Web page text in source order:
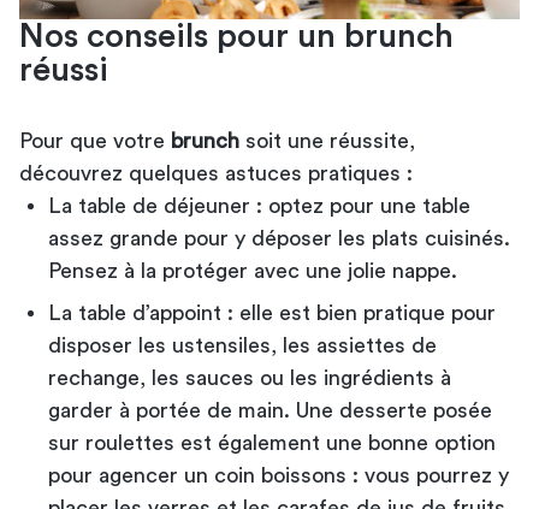
Nos conseils pour un brunch
réussi
Pour que votre brunch soit une réussite,
découvrez quelques astuces pratiques :
La table de déjeuner : optez pour une table
assez grande pour y déposer les plats cuisinés.
Pensez à la protéger avec une jolie nappe.
La table d’appoint : elle est bien pratique pour
disposer les ustensiles, les assiettes de
rechange, les sauces ou les ingrédients à
garder à portée de main. Une desserte posée
sur roulettes est également une bonne option
pour agencer un coin boissons : vous pourrez y